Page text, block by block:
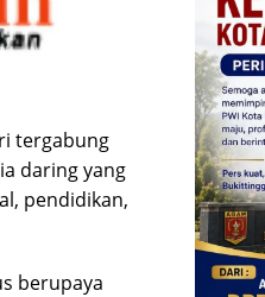
tergabung
daring yang
pendidikan,
berupaya